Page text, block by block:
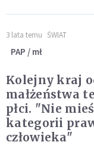
3 lata temu ŚWIAT
PAP / mł
Kolejny kraj
małżeństwa
płci. "Nie
kategorii
człowieka"